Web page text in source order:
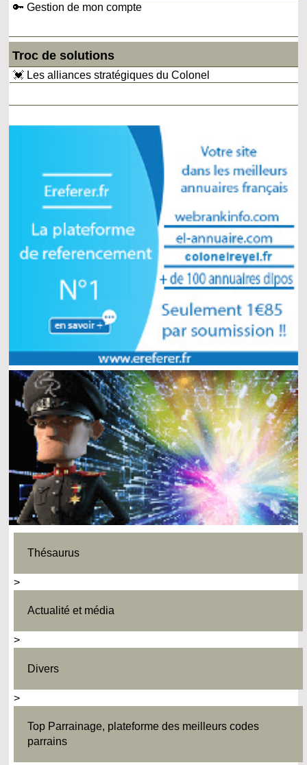
🔑 Gestion de mon compte
Troc de solutions
💓 Les alliances stratégiques du Colonel
Thésaurus
>
Actualité et média
>
Divers
>
Top Parrainage, plateforme des meilleurs codes
parrains